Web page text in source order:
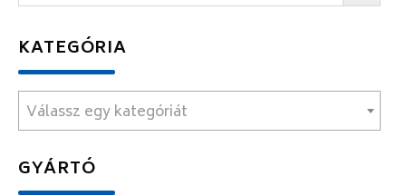
KATEGÓRIA
Válassz egy kategóriát
GYÁRTÓ